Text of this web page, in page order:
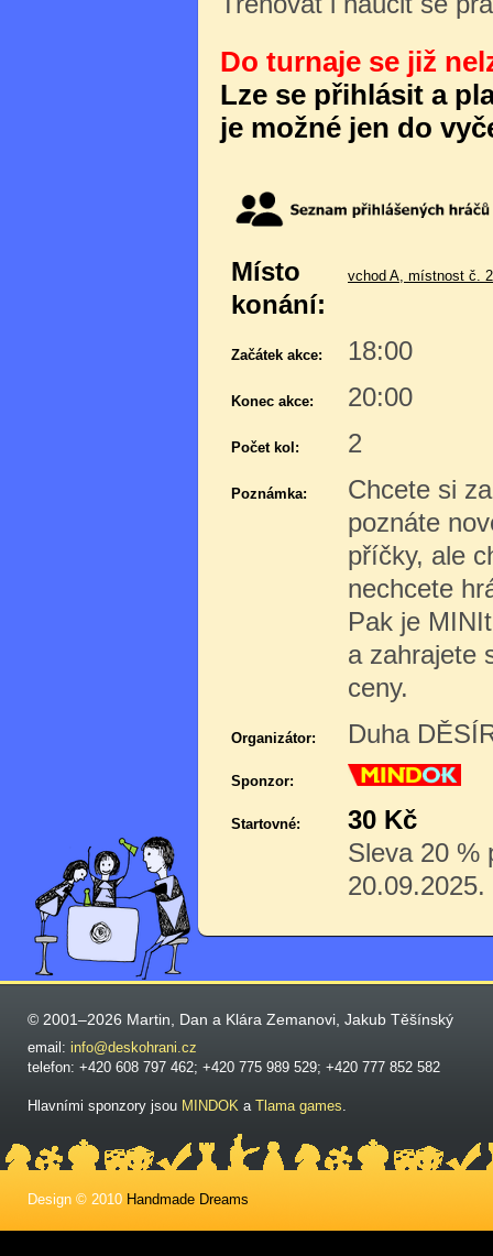
Do turnaje se již
Lze se přihlásit a
je možné jen do
Místo
konání:
vchod A, místnost č.
Začátek akce: 18:00
Konec akce: 20:00
Počet kol: 2
Poznámka:
Chcete si
poznáte
příčky, ale
nechcete
Pak je
a zahrajete
ceny.
Organizátor: Duha
Sponzor:
Startovné:
30 Kč
Sleva 20 %
20.09.2025.
© 2001–2026 Martin, Dan a Klára Zemanovi, Jakub Těšínský
email: info@deskohrani.cz
telefon: +420 608 797 462; +420 775 989 529; +420 777 852 582
Hlavními sponzory jsou MINDOK a Tlama games.
Design © 2010 Handmade Dreams